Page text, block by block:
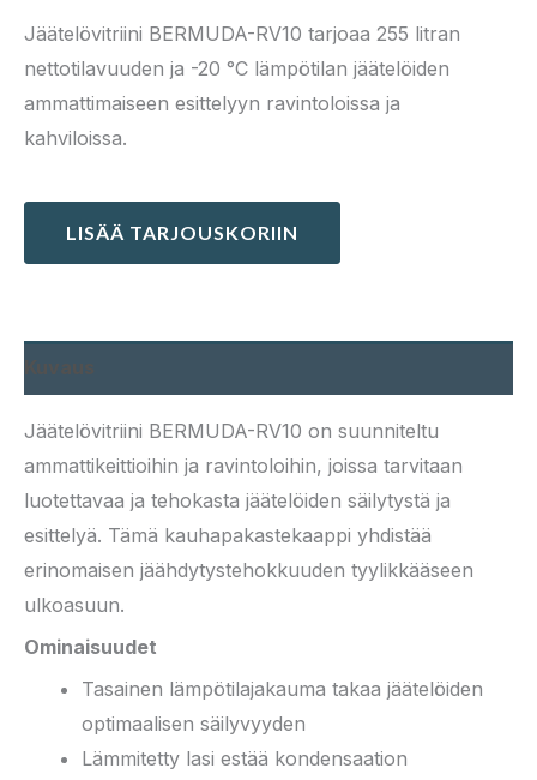
Jäätelövitriini BERMUDA-RV10 tarjoaa 255 litran
nettotilavuuden ja -20 °C lämpötilan jäätelöiden
ammattimaiseen esittelyyn ravintoloissa ja
kahviloissa.
LISÄÄ TARJOUSKORIIN
Jäätelövitriini BERMUDA-RV10 on suunniteltu
ammattikeittioihin ja ravintoloihin, joissa tarvitaan
luotettavaa ja tehokasta jäätelöiden säilytystä ja
esittelyä. Tämä kauhapakastekaappi yhdistää
erinomaisen jäähdytystehokkuuden tyylikkääseen
ulkoasuun.
Ominaisuudet
Tasainen lämpötilajakauma takaa jäätelöiden
optimaalisen säilyvyyden
Lämmitetty lasi estää kondensaation